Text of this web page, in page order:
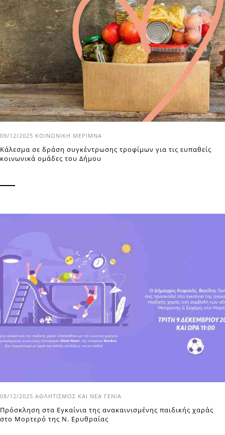
09/12/2025 ΚΟΙΝΩΝΙΚΉ ΜΈΡΙΜΝΑ
Κάλεσμα σε δράση συγκέντρωσης τροφίμων για τις ευπαθείς
κοινωνικά ομάδες του Δήμου
08/12/2025 ΑΘΛΗΤΙΣΜΌΣ ΚΑΙ ΝΈΑ ΓΕΝΙΆ
Πρόσκληση στα Εγκαίνια της ανακαινισμένης παιδικής χαράς
στο Μορτερό της Ν. Ερυθραίας